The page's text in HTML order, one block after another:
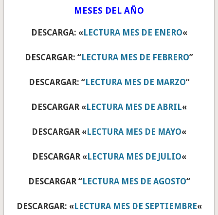
MESES DEL AÑO
DESCARGA: «LECTURA MES DE ENERO«
DESCARGAR: “ LECTURA MES DE FEBRERO”
DESCARGAR: “LECTURA MES DE MARZO“
DESCARGAR « LECTURA MES DE ABRIL«
DESCARGAR « LECTURA MES DE MAYO«
DESCARGAR «LECTURA MES DE JULIO«
DESCARGAR “LECTURA MES DE AGOSTO“
DESCARGAR: «LECTURA MES DE SEPTIEMBRE«